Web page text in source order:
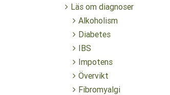
Läs om diagnoser
Alkoholism
Diabetes
IBS
Impotens
Övervikt
Fibromyalgi